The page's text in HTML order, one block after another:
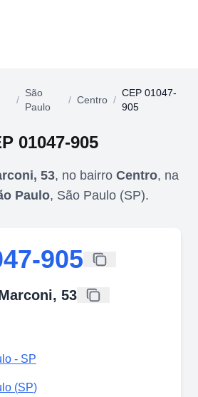
/
São
Paulo
/ Centro /
CEP 01047-
905
01047-905
53, no bairro Centro, na
Paulo, São Paulo(SP).
905
53
- SP
(SP)